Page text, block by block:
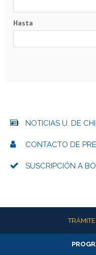
Hasta
NOTICIAS U. DE
CONTACTO DE
SUSCRIPCIÓN A
Más información